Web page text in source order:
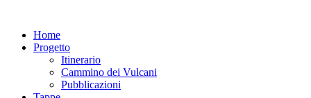
Home
Progetto
Itinerario
Cammino dei Vulcani
Pubblicazioni